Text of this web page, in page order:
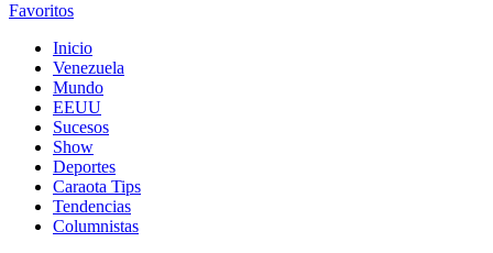
Favoritos
Inicio
Venezuela
Mundo
EEUU
Sucesos
Show
Deportes
Caraota Tips
Tendencias
Columnistas